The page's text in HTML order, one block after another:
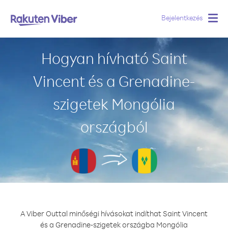
Bejelentkezés
Hogyan hívható Saint
Vincent és a Grenadine-
szigetek Mongólia
országból
A Viber Outtal minőségi hívásokat indíthat Saint Vincent
és a Grenadine-szigetek országba Mongólia